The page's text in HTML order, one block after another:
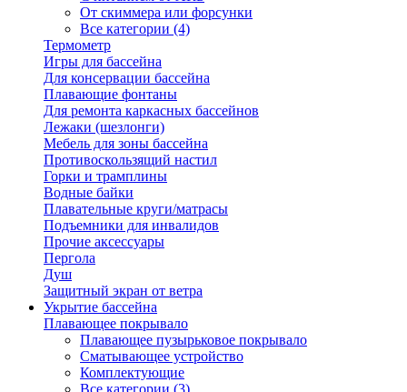
От скиммера или форсунки
Все категории (4)
Термометр
Игры для бассейна
Для консервации бассейна
Плавающие фонтаны
Для ремонта каркасных бассейнов
Лежаки (шезлонги)
Мебель для зоны бассейна
Противоскользящий настил
Горки и трамплины
Водные байки
Плавательные круги/матрасы
Подъемники для инвалидов
Прочие аксессуары
Пергола
Душ
Защитный экран от ветра
Укрытие бассейна
Плавающее покрывало
Плавающее пузырьковое покрывало
Сматывающее устройство
Комплектующие
Все категории (3)